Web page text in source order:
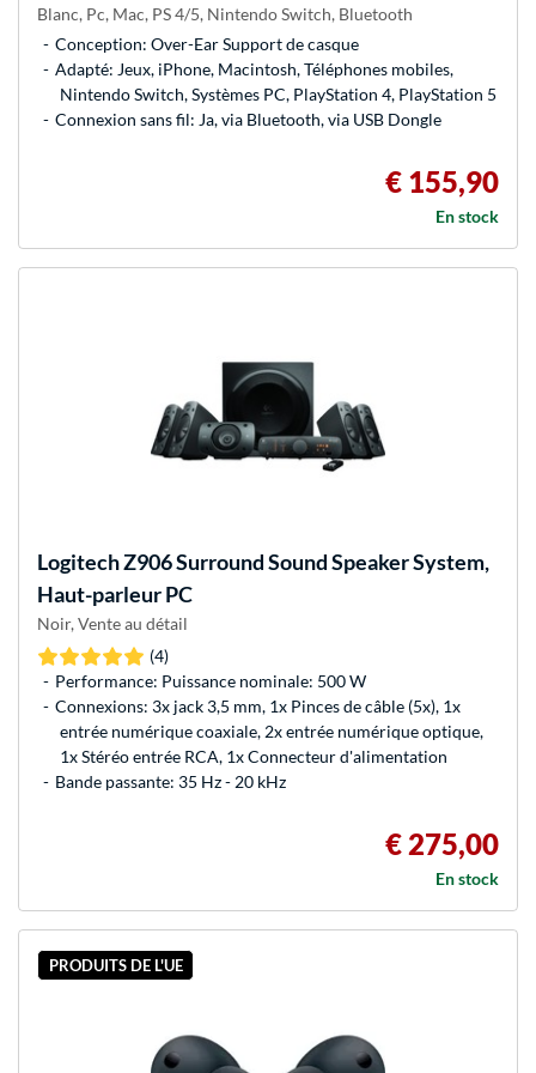
Blanc, Pc, Mac, PS 4/5, Nintendo Switch, Bluetooth
Conception: Over-Ear Support de casque
Adapté: Jeux, iPhone, Macintosh, Téléphones mobiles,
Nintendo Switch, Systèmes PC, PlayStation 4, PlayStation 5
Connexion sans fil: Ja, via Bluetooth, via USB Dongle
€ 155,90
En stock
LogitechZ906 Surround Sound Speaker System,
Haut-parleur PC
Noir, Vente au détail
(4)
Performance: Puissance nominale: 500 W
Connexions: 3x jack 3,5 mm, 1x Pinces de câble (5x), 1x
entrée numérique coaxiale, 2x entrée numérique optique,
1x Stéréo entrée RCA, 1x Connecteur d'alimentation
Bande passante: 35 Hz - 20 kHz
€ 275,00
En stock
PRODUITS DE L'UE